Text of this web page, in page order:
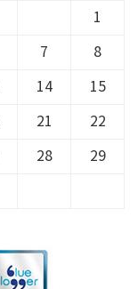
1
7 8
14 15
21 22
28 29